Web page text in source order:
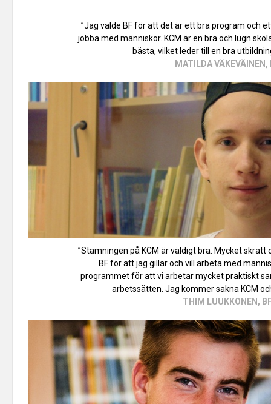
”Jag valde BF för att det är ett bra program och
jobba med människor. KCM är en bra och lugn
bästa, vilket leder till en bra
MATILDA VÄKEVÄINEN,
”Stämningen på KCM är väldigt bra. Mycket skratt
BF för att jag gillar och vill arbeta med
programmet för att vi arbetar mycket praktiskt
arbetssätten. Jag kommer sakna KCM
THIM LUUKKONEN,